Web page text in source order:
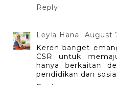
Reply
Leyla Hana
August
Keren banget
CSR untuk
hanya berkaitan
pendidikan dan